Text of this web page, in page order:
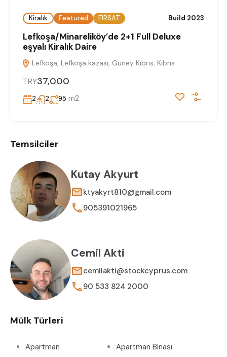
Kiralık Featured FIRSAT Build 2023
Lefkoşa/Minareliköy’de 2+1 Full Deluxe
eşyalı Kiralık Daire
Lefkoşa, Lefkoşa kazası, Güney Kıbrıs, Kıbrıs
TRY37,000
2 2 95 m2
Temsilciler
Kutay Akyurt
ktyakyrt810@gmail.com
905391021965
Cemil Akti
cemilakti@stockcyprus.com
90 533 824 2000
Mülk Türleri
Apartman
Apartman Binası